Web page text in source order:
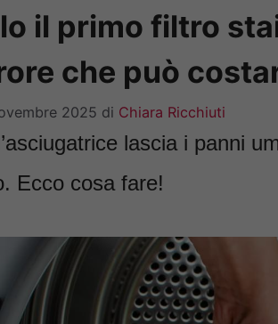
il primo filtro
che può
2025 di Chiara Ricchiuti
lascia i panni
Ecco cosa fare!